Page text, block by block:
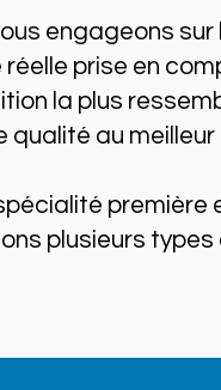
engageons
réelle prise en
la plus
qualité au meilleur
première
plusieurs